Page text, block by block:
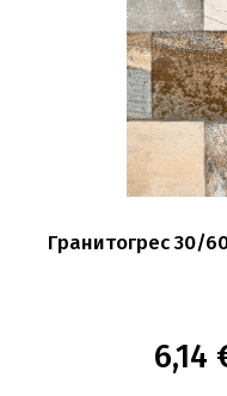
Гранитогрес 30/
6,14